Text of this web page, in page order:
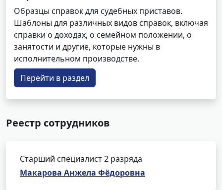
Образцы справок для судебных приставов.
Шаблоны для различных видов справок, включая
справки о доходах, о семейном положении, о
занятости и другие, которые нужны в
исполнительном производстве.
Перейти в раздел
Реестр сотрудников
Старший специалист 2 разряда
Макарова Анжела Фёдоровна